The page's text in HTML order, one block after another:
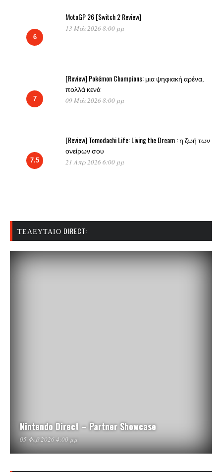
6
MotoGP 26 [Switch 2 Review]
13 Μάι 2026 8:00 μμ
7
[Review] Pokémon Champions: μια ψηφιακή αρένα,
πολλά κενά
09 Μάι 2026 8:00 μμ
7.5
[Review] Tomodachi Life: Living the Dream : η ζωή των
ονείρων σου
21 Απρ 2026 6:00 μμ
ΤΕΛΕΥΤΑΊΟ DIRECT:
Nintendo Direct – Partner Showcase
05 Φεβ 2026 4:00 μμ